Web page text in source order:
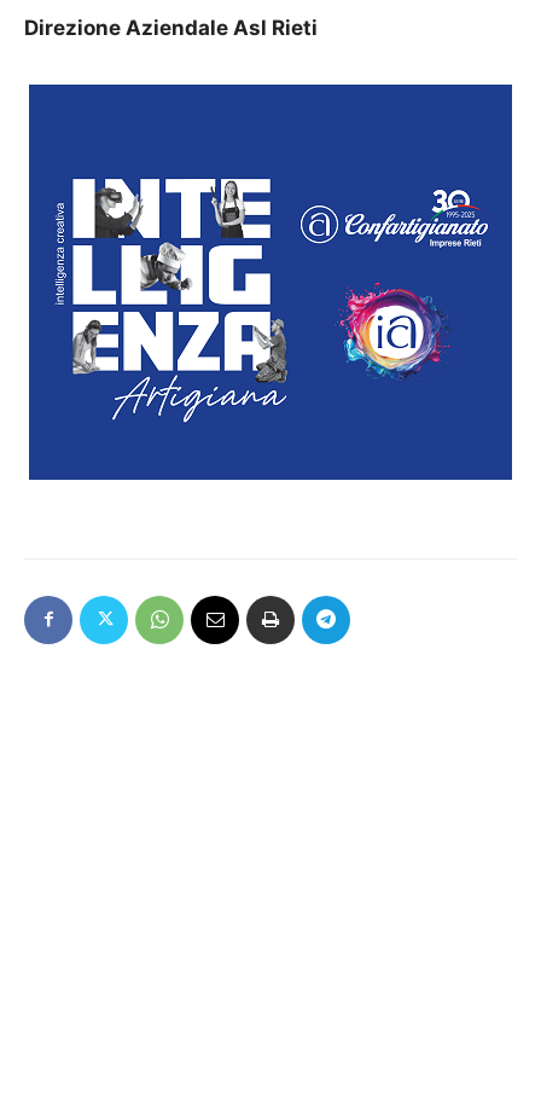
Direzione Aziendale Asl Rieti